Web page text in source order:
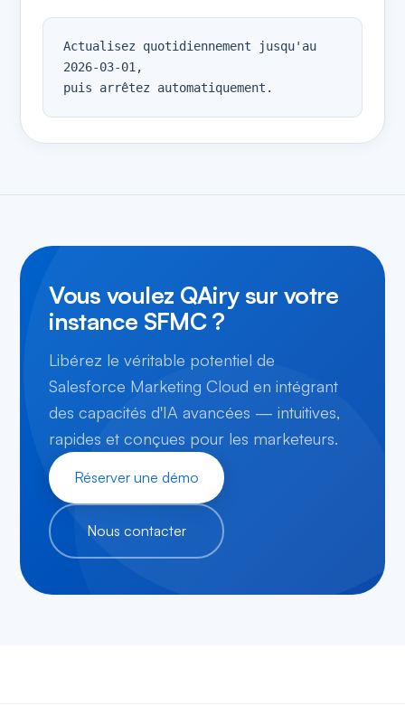
Actualisez quotidiennement jusqu'au
2026-03-01,
puis arrêtez automatiquement.
Vous voulez QAiry sur votre
instance SFMC ?
Libérez le véritable potentiel de
Salesforce Marketing Cloud en intégrant
des capacités d'IA avancées — intuitives,
rapides et conçues pour les marketeurs.
Réserver une démo
Nous contacter